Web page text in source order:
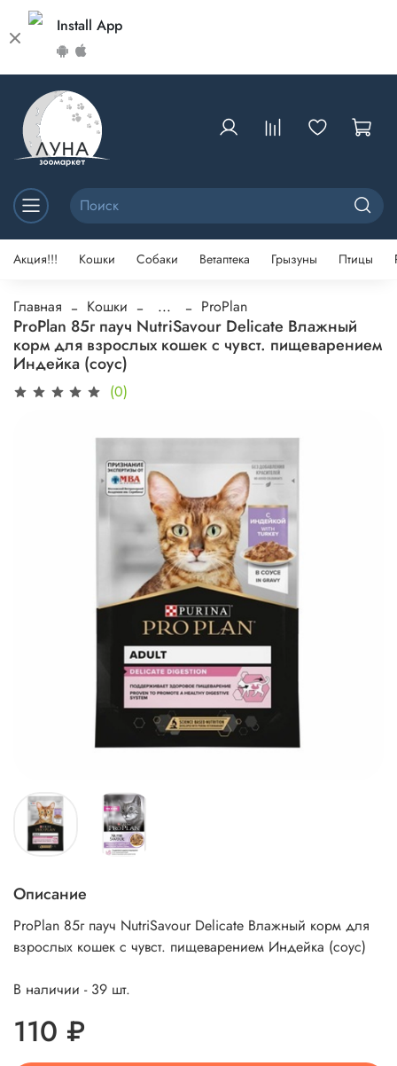
Install App
Акция!!! Кошки Собаки Ветаптека Грызуны Птицы
Главная Кошки ... ProPlan
ProPlan 85г пауч NutriSavour Delicate Влажный
корм для взрослых кошек с чувст. пищеварением
Индейка (соус)
(0)
В наличии - 39 шт.
Описание
ProPlan 85г пауч NutriSavour Delicate Влажный корм для
взрослых кошек с чувст. пищеварением Индейка (соус)
110 ₽